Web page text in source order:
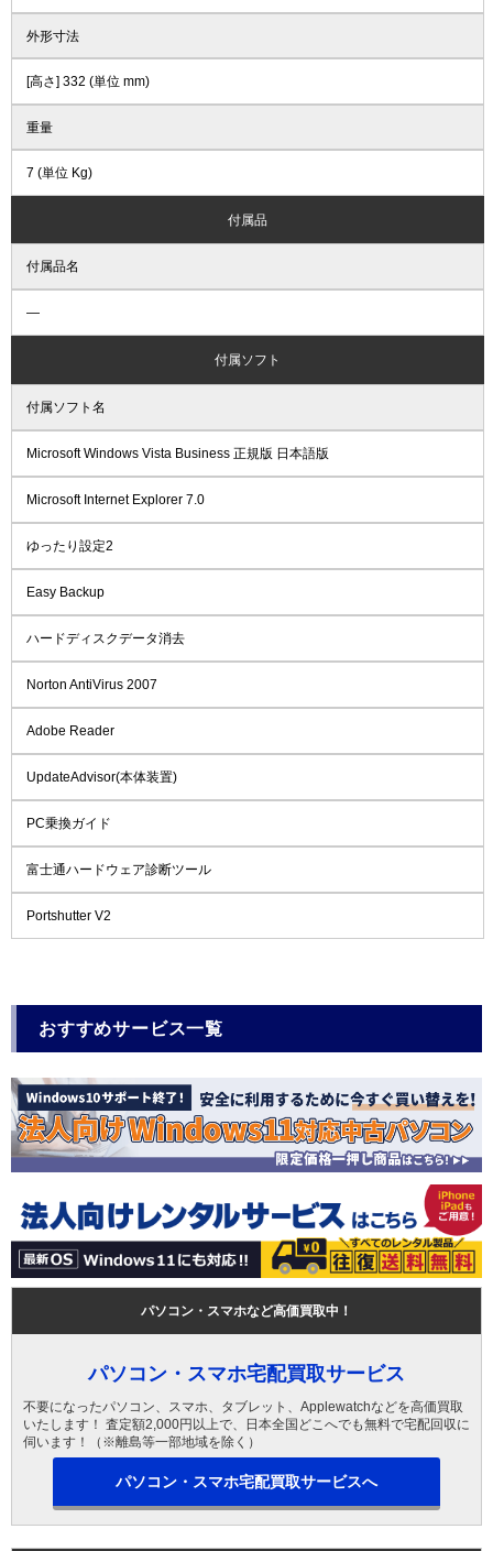
外形寸法
[高さ] 332 (単位 mm)
重量
7 (単位 Kg)
付属品
付属品名
―
付属ソフト
付属ソフト名
Microsoft Windows Vista Business 正規版 日本語版
Microsoft Internet Explorer 7.0
ゆったり設定2
Easy Backup
ハードディスクデータ消去
Norton AntiVirus 2007
Adobe Reader
UpdateAdvisor(本体装置)
PC乗換ガイド
富士通ハードウェア診断ツール
Portshutter V2
おすすめサービス一覧
パソコン・スマホなど高価買取中！
パソコン・スマホ宅配買取サービス
不要になったパソコン、スマホ、タブレット、Applewatchなどを高価買取
いたします！ 査定額2,000円以上で、日本全国どこへでも無料で宅配回収に
伺います！（※離島等一部地域を除く）
パソコン・スマホ宅配買取サービスへ